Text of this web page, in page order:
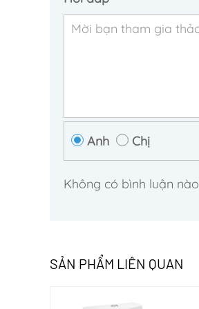
Anh Chị
Không có bình luận nào
SẢN PHẨM LIÊN QUAN